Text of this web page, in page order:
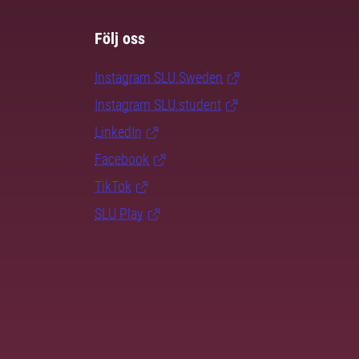
Följ oss
Instagram SLU.Sweden
Instagram SLU.student
LinkedIn
Facebook
TikTok
SLU Play